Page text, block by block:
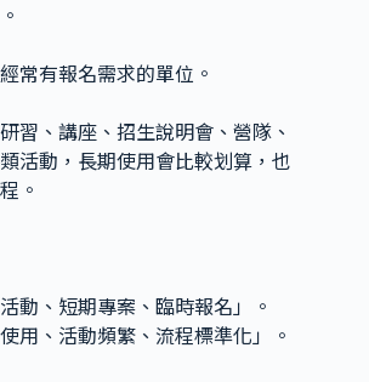
常有報名需求的單位。
習、講座、招生說明會、營隊、
活動，長期使用會比較划算，也
。
動、短期專案、臨時報名」。
用、活動頻繁、流程標準化」。